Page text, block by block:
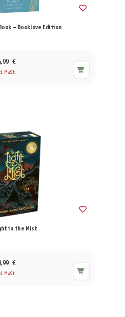
– Booklove Edition
€
MwSt.
in the Mist
€
MwSt.